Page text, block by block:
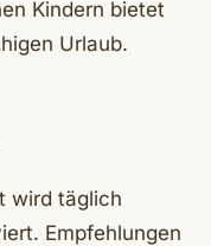
Kindern bietet
Urlaub.
wird täglich
Empfehlungen